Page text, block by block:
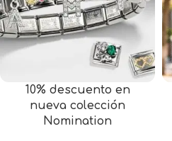
10% descuento en
nueva colección
Nomination